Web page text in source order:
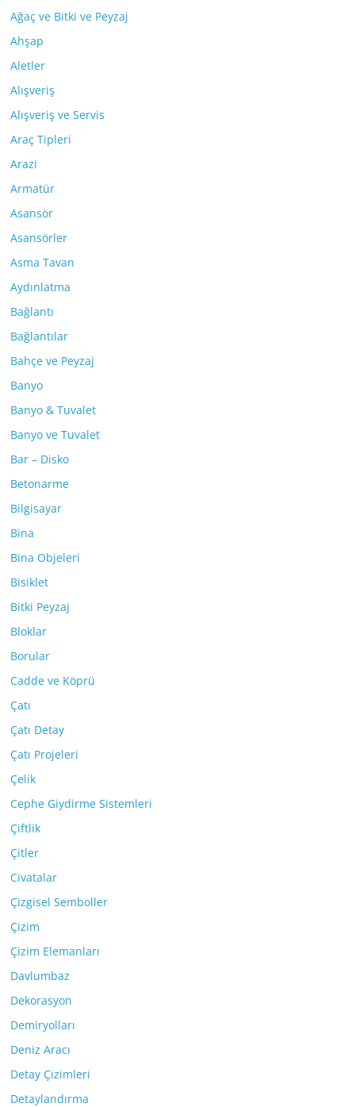
Ağaç ve Bitki ve Peyzaj
Ahşap
Aletler
Alışveriş
Alışveriş ve Servis
Araç Tipleri
Arazi
Armatür
Asansör
Asansörler
Asma Tavan
Aydınlatma
Bağlantı
Bağlantılar
Bahçe ve Peyzaj
Banyo
Banyo & Tuvalet
Banyo ve Tuvalet
Bar – Disko
Betonarme
Bilgisayar
Bina
Bina Objeleri
Bisiklet
Bitki Peyzaj
Bloklar
Borular
Cadde ve Köprü
Çatı
Çatı Detay
Çatı Projeleri
Çelik
Cephe Giydirme Sistemleri
Çiftlik
Çitler
Civatalar
Çizgisel Semboller
Çizim
Çizim Elemanları
Davlumbaz
Dekorasyon
Demiryolları
Deniz Aracı
Detay Çizimleri
Detaylandırma